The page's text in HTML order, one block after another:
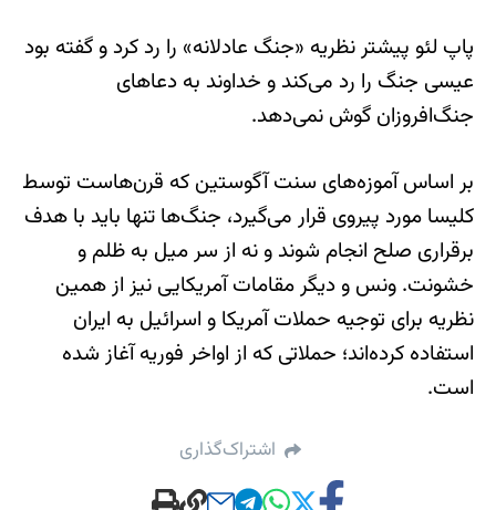
پاپ لئو پیشتر نظریه «جنگ عادلانه» را رد کرد و گفته بود
عیسی جنگ را رد می‌کند و خداوند به دعاهای
جنگ‌افروزان گوش نمی‌دهد.
بر اساس آموزه‌های سنت آگوستین که قرن‌هاست توسط
کلیسا مورد پیروی قرار می‌گیرد، جنگ‌ها تنها باید با هدف
برقراری صلح انجام شوند و نه از سر میل به ظلم و
خشونت. ونس و دیگر مقامات آمریکایی نیز از همین
نظریه برای توجیه حملات آمریکا و اسرائیل به ایران
استفاده کرده‌اند؛ حملاتی که از اواخر فوریه آغاز شده
است.
اشتراک‌گذاری